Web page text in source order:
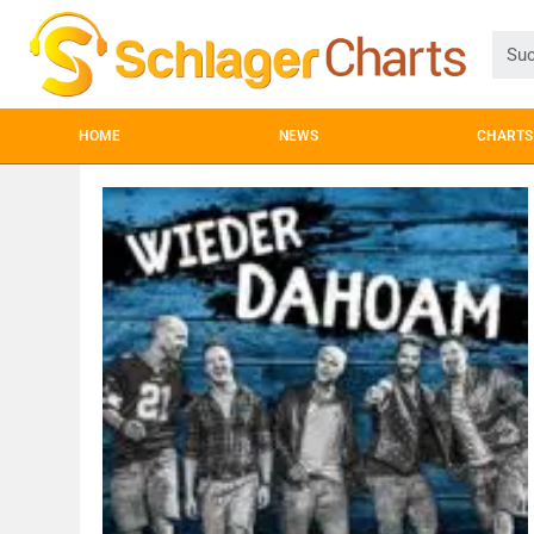
HOME NEWS CHARTS